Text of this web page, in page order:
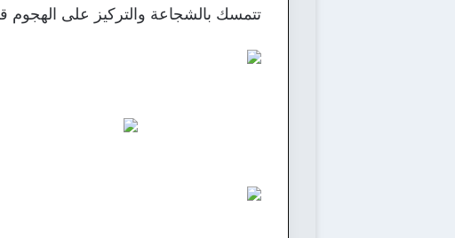
تتمسك بالشجاعة والتركيز على الهجوم